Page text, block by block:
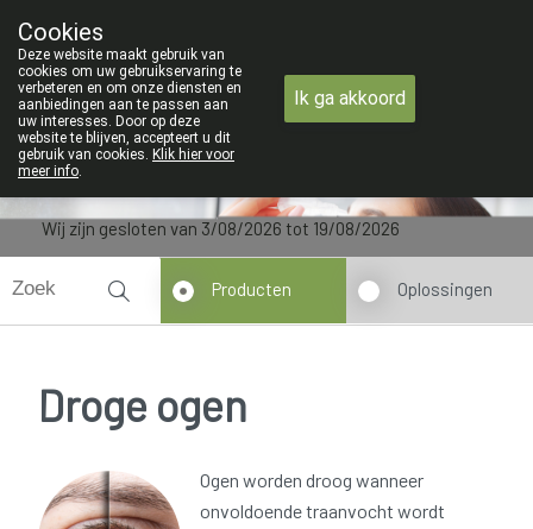
09 228 32 36
Wij zijn gesloten van 3/08/2026 tot 19/08/2026
Producten Oplossingen
Droge ogen
Ogen worden droog wanneer
onvoldoende traanvocht wordt
Cookies
Deze website maakt gebruik van
cookies om uw gebruikservaring te
verbeteren en om onze diensten en
aanbiedingen aan te passen aan
uw interesses. Door op deze
website te blijven, accepteert u dit
gebruik van cookies. Klik hier voor
meer info.
Ik ga akkoord